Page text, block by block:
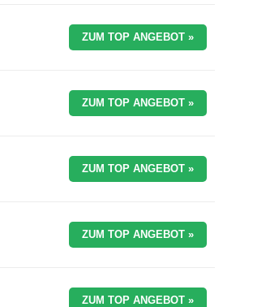
ZUM TOP ANGEBOT »
ZUM TOP ANGEBOT »
ZUM TOP ANGEBOT »
ZUM TOP ANGEBOT »
ZUM TOP ANGEBOT »